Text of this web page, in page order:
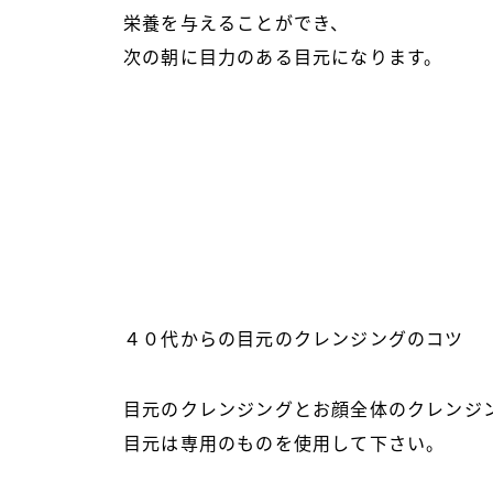
栄養を与えることができ、
次の朝に目力のある目元になります。
４０代からの目元のクレンジングのコツ
目元のクレンジングとお顔全体のクレンジ
目元は専用のものを使用して下さい。